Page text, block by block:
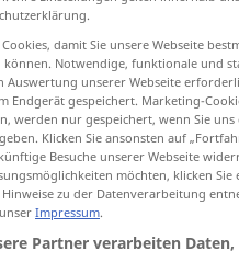
damit Sie unsere Webseite
Notwendige, funktionale und
Auswertung unserer Webseite
Endgerät gespeichert. Marketing-
werden nur gespeichert, wenn Sie
Klicken Sie ansonsten auf
Besuche unserer Webseite
möchten, klicken
zu der Datenverarbeitung
Impressum.
Partner verarbeiten